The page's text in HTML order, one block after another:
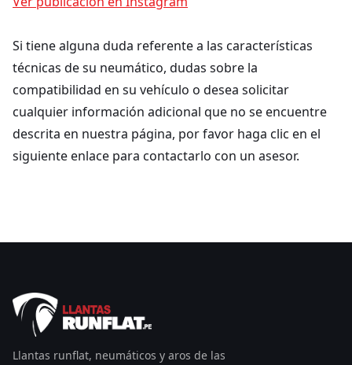
Si tiene alguna duda referente a las características
técnicas de su neumático, dudas sobre la
compatibilidad en su vehículo o desea solicitar
cualquier información adicional que no se encuentre
descrita en nuestra página, por favor haga clic en el
siguiente enlace para contactarlo con un asesor.
Llantas runflat, neumáticos y aros de las